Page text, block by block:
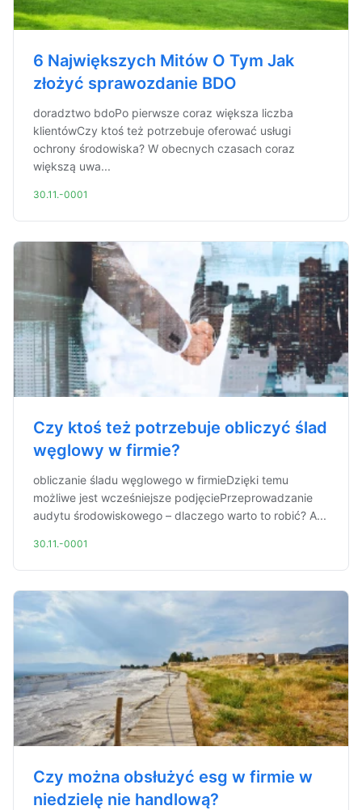
6 Największych Mitów O Tym Jak
złożyć sprawozdanie BDO
doradztwo bdoPo pierwsze coraz większa liczba
klientówCzy ktoś też potrzebuje oferować usługi
ochrony środowiska? W obecnych czasach coraz
większą uwa...
30.11.-0001
Czy ktoś też potrzebuje obliczyć ślad
węglowy w firmie?
obliczanie śladu węglowego w firmieDzięki temu
możliwe jest wcześniejsze podjęciePrzeprowadzanie
audytu środowiskowego – dlaczego warto to robić? A...
30.11.-0001
Czy można obsłużyć esg w firmie w
niedzielę nie handlową?